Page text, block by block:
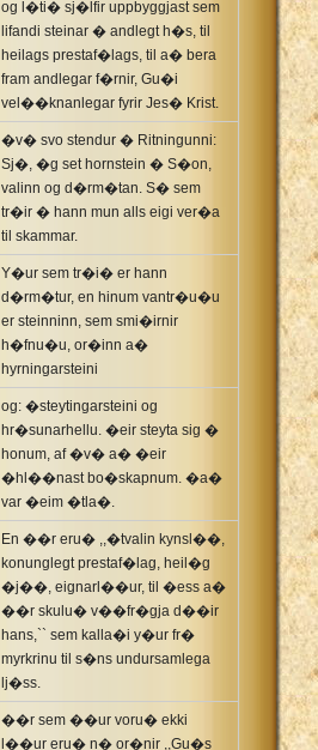
og l�ti� sj�lfir uppbyggjast sem
lifandi steinar � andlegt h�s, til
heilags prestaf�lags, til a� bera
fram andlegar f�rnir, Gu�i
vel��knanlegar fyrir Jes� Krist.
�v� svo stendur � Ritningunni:
Sj�, �g set hornstein � S�on,
valinn og d�rm�tan. S� sem
tr�ir � hann mun alls eigi ver�a
til skammar.
Y�ur sem tr�i� er hann
d�rm�tur, en hinum vantr�u�u
er steinninn, sem smi�irnir
h�fnu�u, or�inn a�
hyrningarsteini
og: �steytingarsteini og
hr�sunarhellu. �eir steyta sig �
honum, af �v� a� �eir
�hl��nast bo�skapnum. �a�
var �eim �tla�.
En ��r eru� ,,�tvalin kynsl��,
konunglegt prestaf�lag, heil�g
�j��, eignarl��ur, til �ess a�
��r skulu� v��fr�gja d��ir
hans,`` sem kalla�i y�ur fr�
myrkrinu til s�ns undursamlega
lj�ss.
��r sem ��ur voru� ekki
l��ur eru� n� or�nir ,,Gu�s